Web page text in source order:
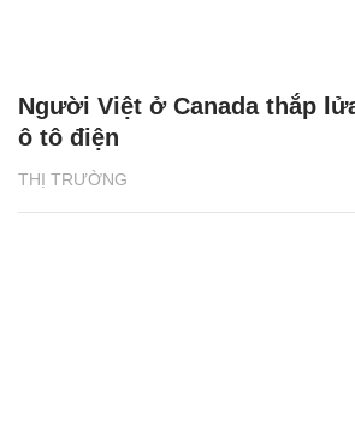
THỊ TRƯỜNG
Người Việt ở Canada thắp
ô tô điện